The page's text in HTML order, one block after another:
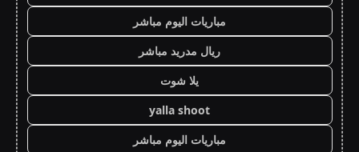
مباريات اليوم مباشر
ريال مدريد مباشر
يلا شوت
yalla shoot
مباريات اليوم مباشر